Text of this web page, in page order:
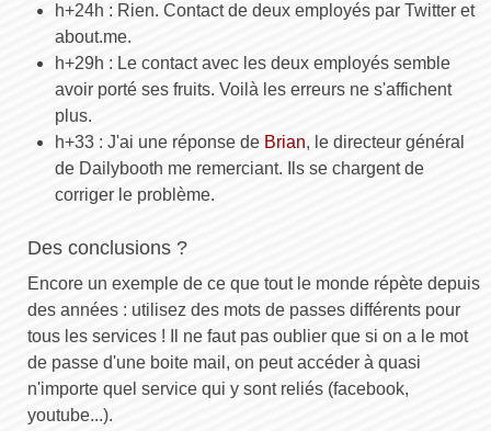
h+24h : Rien. Contact de deux employés par Twitter et
about.me.
h+29h : Le contact avec les deux employés semble
avoir porté ses fruits. Voilà les erreurs ne s'affichent
plus.
h+33 : J'ai une réponse de Brian, le directeur général
de Dailybooth me remerciant. Ils se chargent de
corriger le problème.
Des conclusions ?
Encore un exemple de ce que tout le monde répète depuis
des années : utilisez des mots de passes différents pour
tous les services ! Il ne faut pas oublier que si on a le mot
de passe d'une boite mail, on peut accéder à quasi
n'importe quel service qui y sont reliés (facebook,
youtube...).